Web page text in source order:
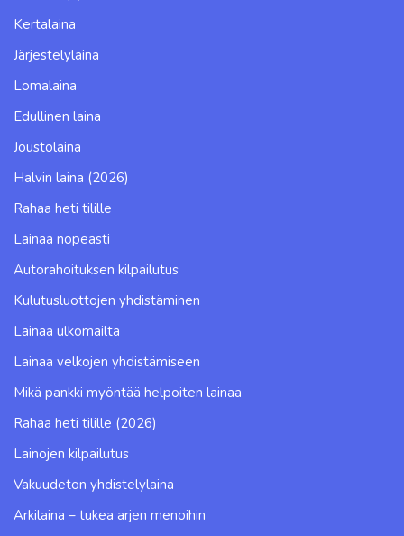
Kertalaina
Järjestelylaina
Lomalaina
Edullinen laina
Joustolaina
Halvin laina (2026)
Rahaa heti tilille
Lainaa nopeasti
Autorahoituksen kilpailutus
Kulutusluottojen yhdistäminen
Lainaa ulkomailta
Lainaa velkojen yhdistämiseen
Mikä pankki myöntää helpoiten lainaa
Rahaa heti tilille (2026)
Lainojen kilpailutus
Vakuudeton yhdistelylaina
Arkilaina – tukea arjen menoihin